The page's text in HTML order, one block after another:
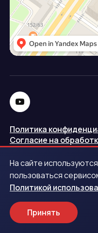
Политика
Согласие на
Политика
Запись в реестре
РКН
Центральный банк
На сайте
пользоваться
Политикой
Принять